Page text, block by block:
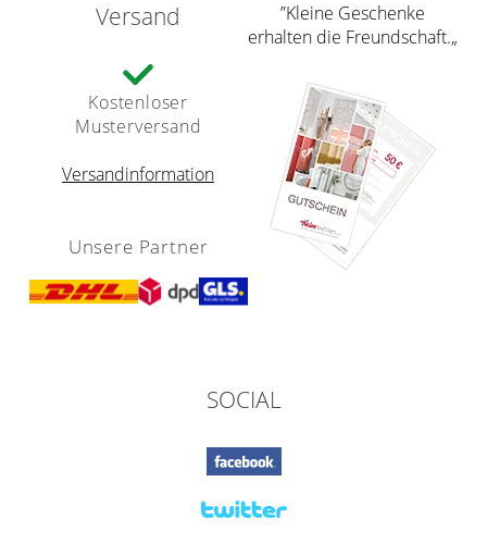
Versand
Kostenloser
Musterversand
Versandinformation
Unsere Partner
”Kleine Geschenke
erhalten die Freundschaft.„
SOCIAL